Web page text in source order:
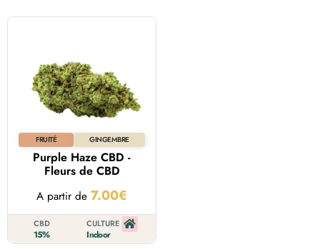
FRUITÉ GINGEMBRE
Purple Haze CBD -
Fleurs de CBD
A partir de 7.00€
CBD
15%
CULTURE
Indoor